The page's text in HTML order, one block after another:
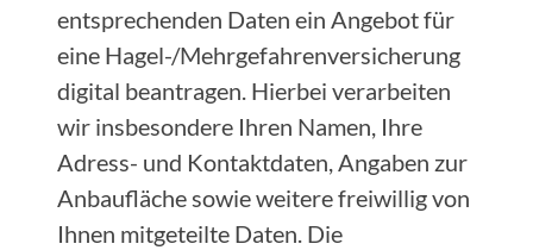
entsprechenden Daten ein Angebot für
eine Hagel-/Mehrgefahrenversicherung
digital beantragen. Hierbei verarbeiten
wir insbesondere Ihren Namen, Ihre
Adress- und Kontaktdaten, Angaben zur
Anbaufläche sowie weitere freiwillig von
Ihnen mitgeteilte Daten. Die